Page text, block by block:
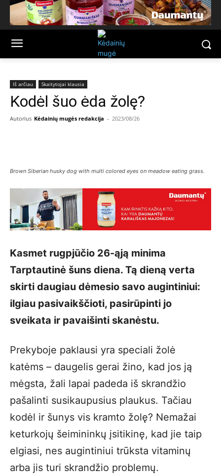
Iš arčiau Skaitytojai klausia
Kodėl šuo ėda žolę?
Autorius Kėdainių mugės redakcija - 2023/08/26
Brown Siberian husky dog with multi colored eyes on meadow eating grass.
Kasmet rugpjūčio 26-ąją minima
Tarptautinė šuns diena. Tą dieną verta
skirti daugiau dėmesio savo augintiniui:
ilgiau pasivaikščioti, pasirūpinti jo
sveikata ir pavaišinti skanėstu.
Prekyboje paklausi yra speciali žolė
katėms – daugelis gerai žino, kad jos ją
mėgsta, žali lapai padeda iš skrandžio
pašalinti susikaupusius plaukus. Tačiau
kodėl ir šunys vis kramto žolę? Nemažai
keturkojų šeimininkų įsitikinę, kad jie taip
elgiasi, nes augintiniui trūksta vitaminų
arba jis turi skrandžio problemų.